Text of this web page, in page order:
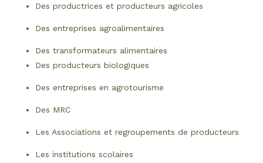
Des productrices et producteurs agricoles
Des entreprises agroalimentaires
Des transformateurs alimentaires
Des producteurs biologiques
Des entreprises en agrotourisme
Des MRC
Les Associations et regroupements de producteurs
Les institutions scolaires